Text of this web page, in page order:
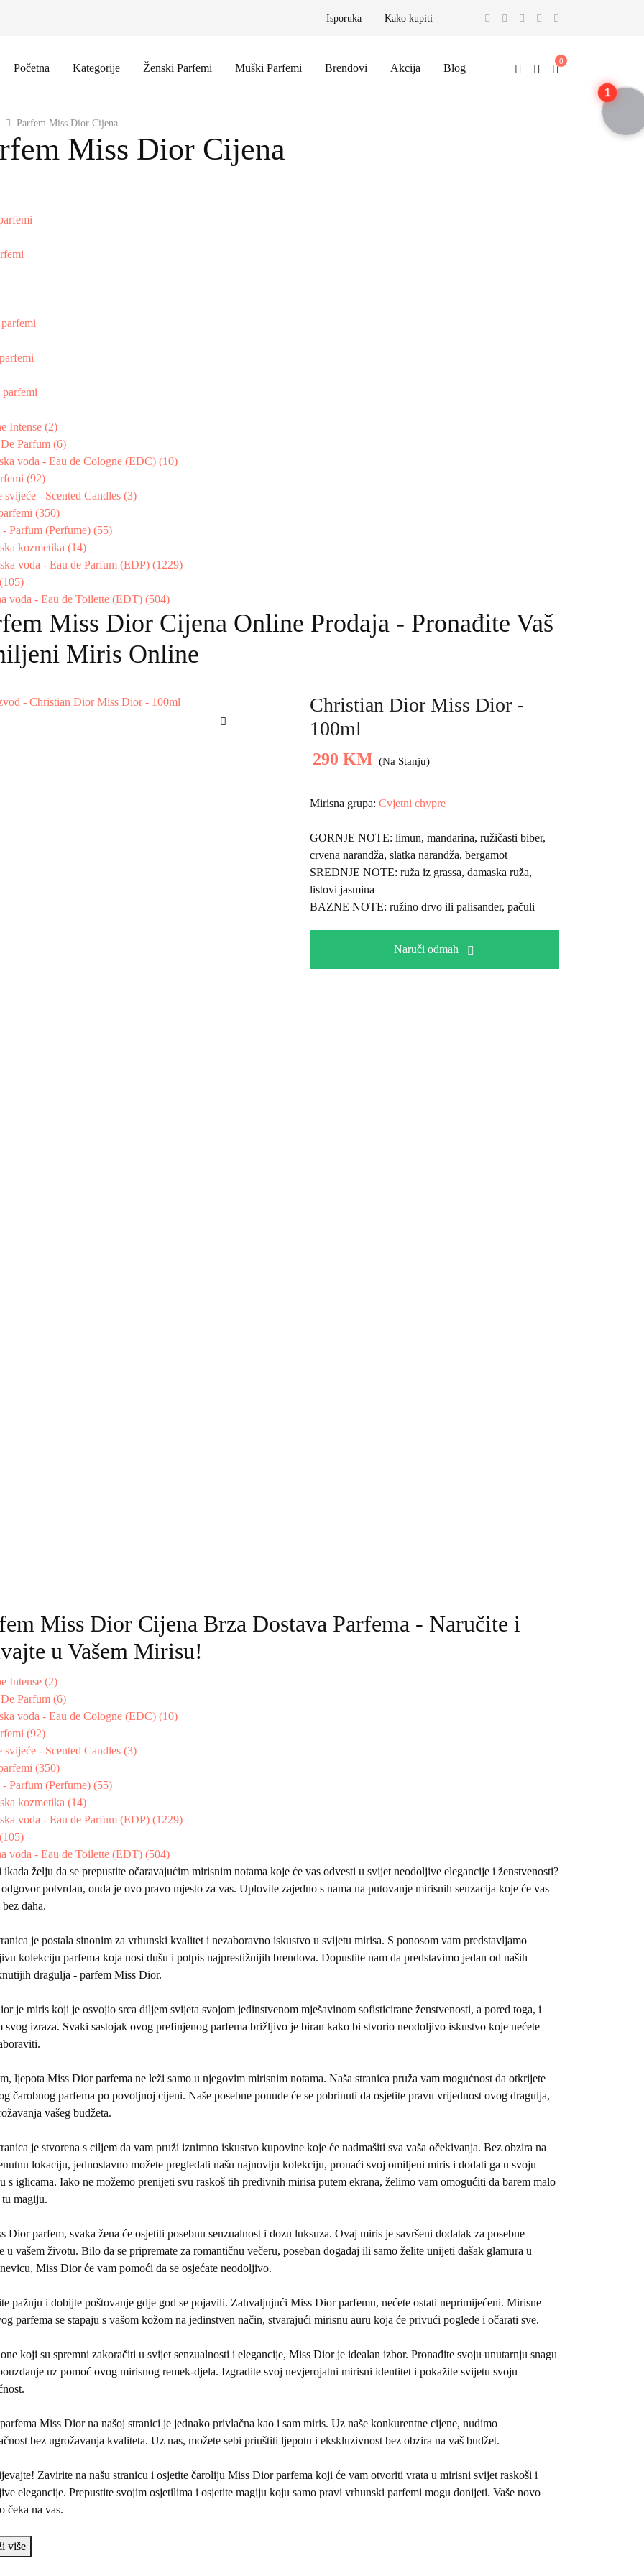
Isporuka Kako kupiti
Početna Kategorije Ženski Parfemi Muški Parfemi Brendovi Akcija Blog
Parfem Miss Dior Cijena
Miss Dior Cijena
Intense (2)
Parfum (6)
voda - Eau de Cologne (EDC) (10)
(92)
svijeće - Scented Candles (3)
(350)
- Parfum (Perfume) (55)
kozmetika (14)
voda - Eau de Parfum (EDP) (1229)
voda - Eau de Toilette (EDT) (504)
Miss Dior Cijena Online Prodaja - Pronađite Vaš
Miris Online
Christian Dior Miss Dior -
100ml
290 KM (Na Stanju)
Mirisna grupa: Cvjetni chypre
GORNJE NOTE: limun, mandarina, ružičasti biber,
crvena narandža, slatka narandža, bergamot
SREDNJE NOTE: ruža iz grassa, damaska ruža,
listovi jasmina
BAZNE NOTE: ružino drvo ili palisander, pačuli
Naruči odmah
Miss Dior Cijena Brza Dostava Parfema - Naručite i
u Vašem Mirisu!
Intense (2)
Parfum (6)
voda - Eau de Cologne (EDC) (10)
(92)
svijeće - Scented Candles (3)
(350)
- Parfum (Perfume) (55)
kozmetika (14)
voda - Eau de Parfum (EDP) (1229)
voda - Eau de Toilette (EDT) (504)
ikada želju da se prepustite očaravajućim mirisnim notama koje će vas odvesti u svijet neodoljive elegancije i ženstvenosti?
potvrdan, onda je ovo pravo mjesto za vas. Uplovite zajedno s nama na putovanje mirisnih senzacija koje će vas
daha.
je postala sinonim za vrhunski kvalitet i nezaboravno iskustvo u svijetu mirisa. S ponosom vam predstavljamo
kolekciju parfema koja nosi dušu i potpis najprestižnijih brendova. Dopustite nam da predstavimo jedan od naših
dragulja - parfem Miss Dior.
je miris koji je osvojio srca diljem svijeta svojom jedinstvenom mješavinom sofisticirane ženstvenosti, a pored toga, i
svog izraza. Svaki sastojak ovog prefinjenog parfema brižljivo je biran kako bi stvorio neodoljivo iskustvo koje nećete
ljepota Miss Dior parfema ne leži samo u njegovim mirisnim notama. Naša stranica pruža vam mogućnost da otkrijete
čarobnog parfema po povoljnoj cijeni. Naše posebne ponude će se pobrinuti da osjetite pravu vrijednost ovog dragulja,
vašeg budžeta.
je stvorena s ciljem da vam pruži iznimno iskustvo kupovine koje će nadmašiti sva vaša očekivanja. Bez obzira na
lokaciju, jednostavno možete pregledati našu najnoviju kolekciju, pronaći svoj omiljeni miris i dodati ga u svoju
s iglicama. Iako ne možemo prenijeti svu raskoš tih predivnih mirisa putem ekrana, želimo vam omogućiti da barem malo
tu magiju.
Dior parfem, svaka žena će osjetiti posebnu senzualnost i dozu luksuza. Ovaj miris je savršeni dodatak za posebne
u vašem životu. Bilo da se pripremate za romantičnu večeru, poseban događaj ili samo želite unijeti dašak glamura u
Miss Dior će vam pomoći da se osjećate neodoljivo.
pažnju i dobijte poštovanje gdje god se pojavili. Zahvaljujući Miss Dior parfemu, nećete ostati neprimijećeni. Mirisne
parfema se stapaju s vašom kožom na jedinstven način, stvarajući mirisnu auru koja će privući poglede i očarati sve.
koji su spremni zakoračiti u svijet senzualnosti i elegancije, Miss Dior je idealan izbor. Pronađite svoju unutarnju snagu
uz pomoć ovog mirisnog remek-djela. Izgradite svoj nevjerojatni mirisni identitet i pokažite svijetu svoju
Miss Dior na našoj stranici je jednako privlačna kao i sam miris. Uz naše konkurentne cijene, nudimo
bez ugrožavanja kvaliteta. Uz nas, možete sebi priuštiti ljepotu i ekskluzivnost bez obzira na vaš budžet.
Zavirite na našu stranicu i osjetite čaroliju Miss Dior parfema koji će vam otvoriti vrata u mirisni svijet raskoši i
elegancije. Prepustite svojim osjetilima i osjetite magiju koju samo pravi vrhunski parfemi mogu donijeti. Vaše novo
čeka na vas.
više
1